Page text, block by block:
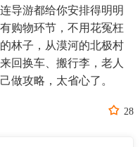
导游都给你安排得明明
购物环节，不用花冤枉
林子，从漠河的北极村
回换车、搬行李，老人
做攻略，太省心了。
 28